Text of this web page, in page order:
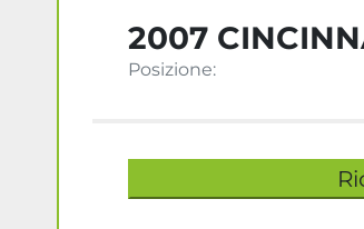
2007
Posizione: